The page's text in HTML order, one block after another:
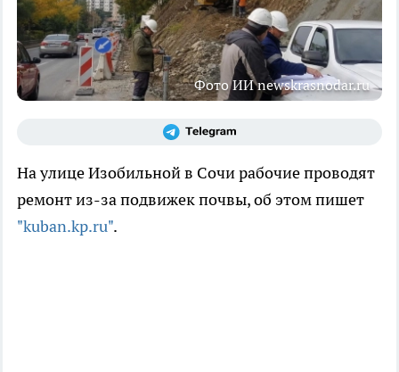
Фото ИИ newskrasnodar.ru
На улице Изобильной в Сочи рабочие проводят
ремонт из-за подвижек почвы, об этом пишет
"kuban.kp.ru".